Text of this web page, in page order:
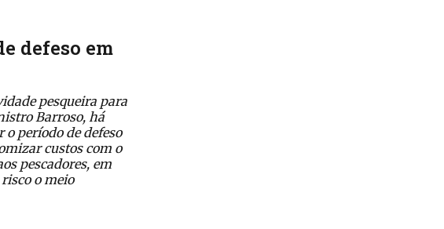
defeso em
pesqueira para
Barroso, há
o período de defeso
custos com o
pescadores, em
o meio